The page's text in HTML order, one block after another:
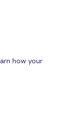
how your